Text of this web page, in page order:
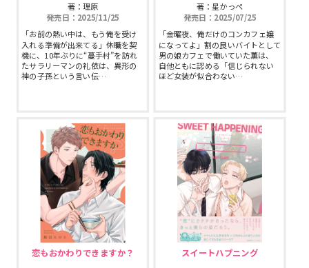
G-Lish LiKo
ご感想・お問合わせ
著：理原
発売日：2025/11/25
「お前の熱い中は、もう俺を受け
入れる準備が出来てる」――休職を契
機に、10年ぶりに“蔓手村”を訪れ
たサラリーマンの礼依は、異形の
神の子孫という言い伝…
著：星かっぺ
発売日：2025/07/25
「金曜夜、俺だけのコンカフェ嬢
になってよ」割の良いバイトとして
男の娘カフェで働いていた薫は、
自他ともに認める「信じられない
ほど女装が似合わない…
恋もおかわりできますか？ スイートハプニング